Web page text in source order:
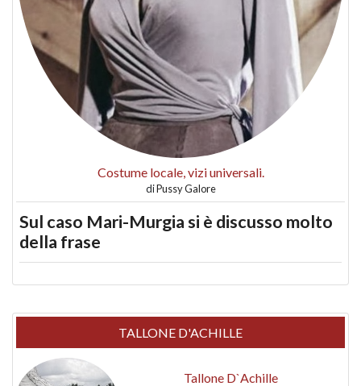
Costume locale, vizi universali.
diPussy Galore
Sul caso Mari-Murgia si è discusso molto
della frase
TALLONE D'ACHILLE
Tallone D`Achille